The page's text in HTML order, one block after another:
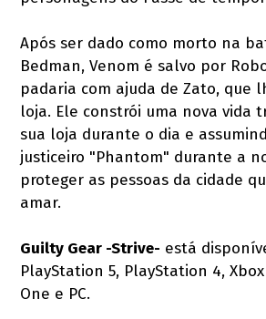
Após ser dado como morto na
Bedman, Venom é salvo por
padaria com ajuda de Zato, que
loja. Ele constrói uma nova vida
sua loja durante o dia e
justiceiro "Phantom" durante a
proteger as pessoas da cidade
amar.
Guilty Gear -Strive- está
PlayStation 5, PlayStation 4, Xbox
One e PC.